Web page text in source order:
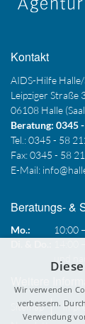
Kontakt
AIDS-Hilfe Halle/
Leipziger Straße
06108 Halle
Beratung: 0345
Tel.: 0345 - 58
Fax: 0345 - 58
E-Mail:
Beratungs- &
Mo.:
10:00
Sitemap
Wir verwenden
verbessern.
Verwendung